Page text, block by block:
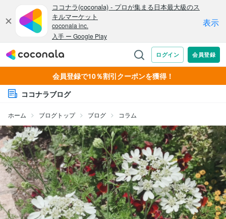
会員登録で10％割引クーポンを獲得！
ココナラブログ
ホーム ブログトップ ブログ コラム